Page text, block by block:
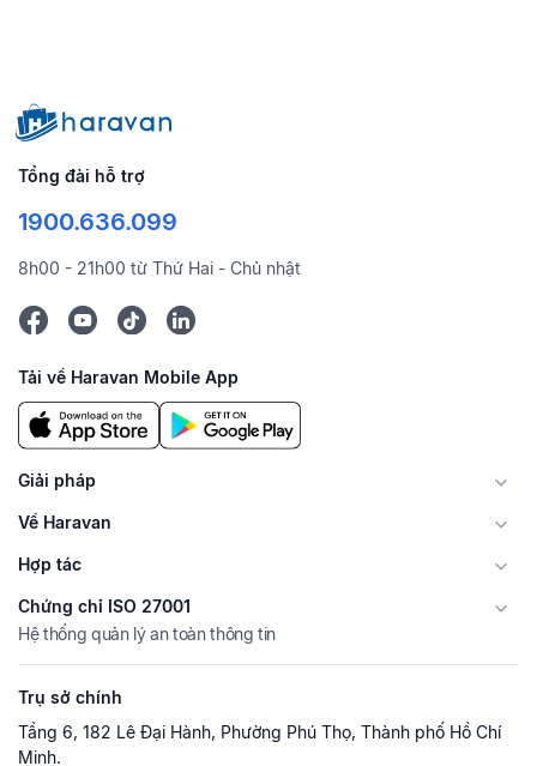
Tổng đài hỗ trợ
1900.636.099
8h00 - 21h00 từ Thứ Hai - Chủ nhật
Tải về Haravan Mobile App
Giải pháp
Về Haravan
Hợp tác
Chứng chỉ ISO 27001
Hệ thống quản lý an toàn thông tin
Trụ sở chính
Tầng 6, 182 Lê Đại Hành, Phường Phú Thọ, Thành phố Hồ Chí
Minh.